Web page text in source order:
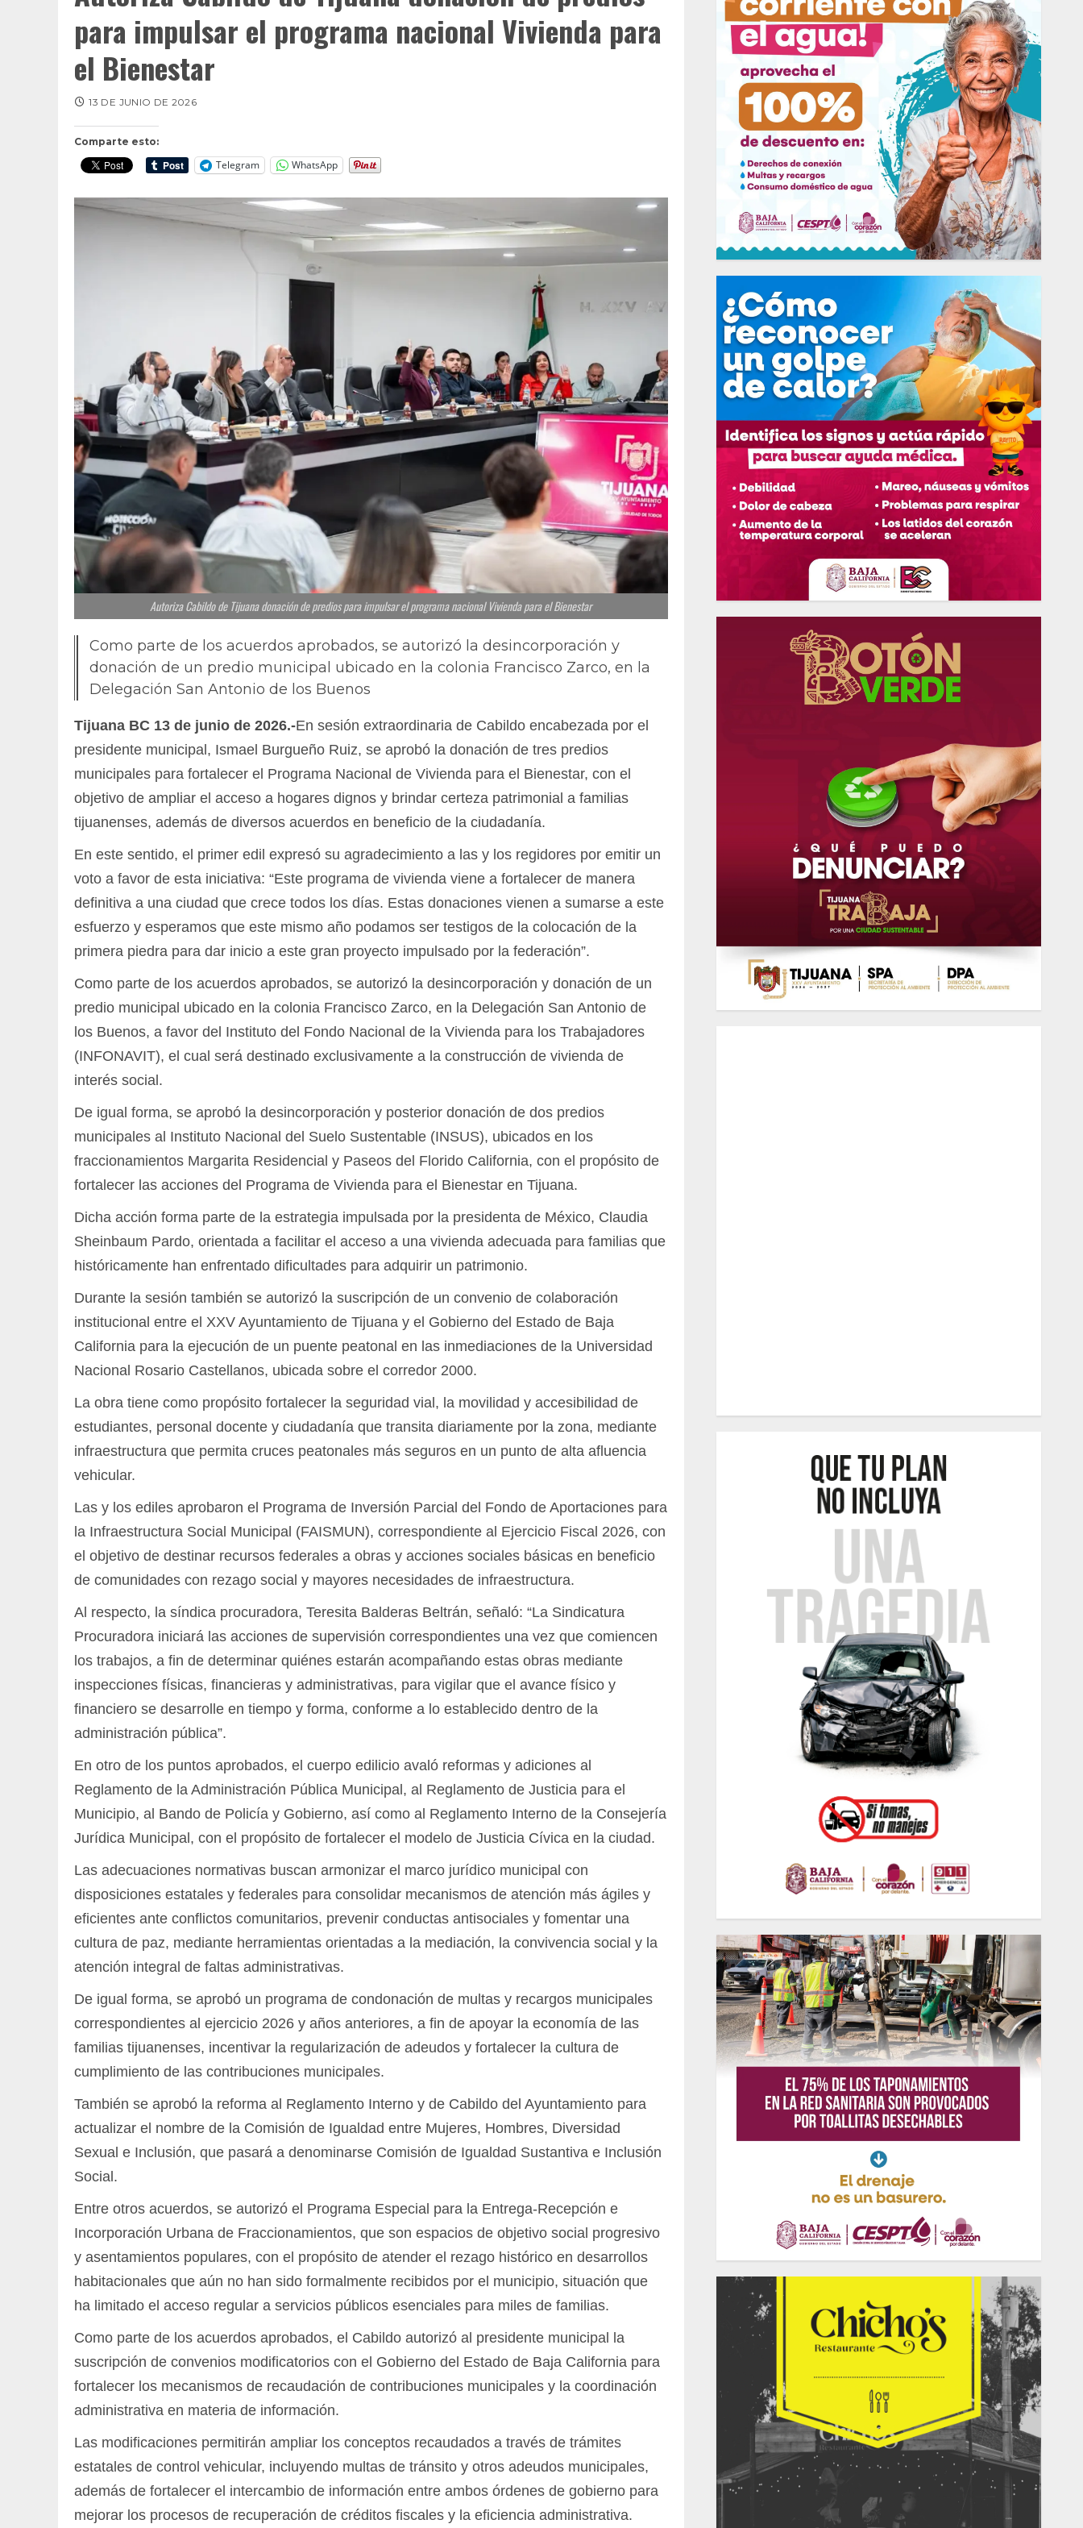
para impulsar el programa nacional Vivienda para
el Bienestar
Comparte esto:
Telegram WhatsApp
13 DE JUNIO DE 2026
Autoriza Cabildo de Tijuana donación de predios para impulsar el programa nacional Vivienda para el Bienestar
Como parte de los acuerdos aprobados, se autorizó la desincorporación y
donación de un predio municipal ubicado en la colonia Francisco Zarco, en la
Delegación San Antonio de los Buenos
Tijuana BC 13 de junio de 2026.-En sesión extraordinaria de Cabildo encabezada por el
presidente municipal, Ismael Burgueño Ruiz, se aprobó la donación de tres predios
municipales para fortalecer el Programa Nacional de Vivienda para el Bienestar, con el
objetivo de ampliar el acceso a hogares dignos y brindar certeza patrimonial a familias
tijuanenses, además de diversos acuerdos en beneficio de la ciudadanía.
En este sentido, el primer edil expresó su agradecimiento a las y los regidores por emitir un
voto a favor de esta iniciativa: “Este programa de vivienda viene a fortalecer de manera
definitiva a una ciudad que crece todos los días. Estas donaciones vienen a sumarse a este
esfuerzo y esperamos que este mismo año podamos ser testigos de la colocación de la
primera piedra para dar inicio a este gran proyecto impulsado por la federación”.
Como parte de los acuerdos aprobados, se autorizó la desincorporación y donación de un
predio municipal ubicado en la colonia Francisco Zarco, en la Delegación San Antonio de
los Buenos, a favor del Instituto del Fondo Nacional de la Vivienda para los Trabajadores
(INFONAVIT), el cual será destinado exclusivamente a la construcción de vivienda de
interés social.
De igual forma, se aprobó la desincorporación y posterior donación de dos predios
municipales al Instituto Nacional del Suelo Sustentable (INSUS), ubicados en los
fraccionamientos Margarita Residencial y Paseos del Florido California, con el propósito de
fortalecer las acciones del Programa de Vivienda para el Bienestar en Tijuana.
Dicha acción forma parte de la estrategia impulsada por la presidenta de México, Claudia
Sheinbaum Pardo, orientada a facilitar el acceso a una vivienda adecuada para familias que
históricamente han enfrentado dificultades para adquirir un patrimonio.
Durante la sesión también se autorizó la suscripción de un convenio de colaboración
institucional entre el XXV Ayuntamiento de Tijuana y el Gobierno del Estado de Baja
California para la ejecución de un puente peatonal en las inmediaciones de la Universidad
Nacional Rosario Castellanos, ubicada sobre el corredor 2000.
La obra tiene como propósito fortalecer la seguridad vial, la movilidad y accesibilidad de
estudiantes, personal docente y ciudadanía que transita diariamente por la zona, mediante
infraestructura que permita cruces peatonales más seguros en un punto de alta afluencia
vehicular.
Las y los ediles aprobaron el Programa de Inversión Parcial del Fondo de Aportaciones para
la Infraestructura Social Municipal (FAISMUN), correspondiente al Ejercicio Fiscal 2026, con
el objetivo de destinar recursos federales a obras y acciones sociales básicas en beneficio
de comunidades con rezago social y mayores necesidades de infraestructura.
Al respecto, la síndica procuradora, Teresita Balderas Beltrán, señaló: “La Sindicatura
Procuradora iniciará las acciones de supervisión correspondientes una vez que comiencen
los trabajos, a fin de determinar quiénes estarán acompañando estas obras mediante
inspecciones físicas, financieras y administrativas, para vigilar que el avance físico y
financiero se desarrolle en tiempo y forma, conforme a lo establecido dentro de la
administración pública”.
En otro de los puntos aprobados, el cuerpo edilicio avaló reformas y adiciones al
Reglamento de la Administración Pública Municipal, al Reglamento de Justicia para el
Municipio, al Bando de Policía y Gobierno, así como al Reglamento Interno de la Consejería
Jurídica Municipal, con el propósito de fortalecer el modelo de Justicia Cívica en la ciudad.
Las adecuaciones normativas buscan armonizar el marco jurídico municipal con
disposiciones estatales y federales para consolidar mecanismos de atención más ágiles y
eficientes ante conflictos comunitarios, prevenir conductas antisociales y fomentar una
cultura de paz, mediante herramientas orientadas a la mediación, la convivencia social y la
atención integral de faltas administrativas.
De igual forma, se aprobó un programa de condonación de multas y recargos municipales
correspondientes al ejercicio 2026 y años anteriores, a fin de apoyar la economía de las
familias tijuanenses, incentivar la regularización de adeudos y fortalecer la cultura de
cumplimiento de las contribuciones municipales.
También se aprobó la reforma al Reglamento Interno y de Cabildo del Ayuntamiento para
actualizar el nombre de la Comisión de Igualdad entre Mujeres, Hombres, Diversidad
Sexual e Inclusión, que pasará a denominarse Comisión de Igualdad Sustantiva e Inclusión
Social.
Entre otros acuerdos, se autorizó el Programa Especial para la Entrega-Recepción e
Incorporación Urbana de Fraccionamientos, que son espacios de objetivo social progresivo
y asentamientos populares, con el propósito de atender el rezago histórico en desarrollos
habitacionales que aún no han sido formalmente recibidos por el municipio, situación que
ha limitado el acceso regular a servicios públicos esenciales para miles de familias.
Como parte de los acuerdos aprobados, el Cabildo autorizó al presidente municipal la
suscripción de convenios modificatorios con el Gobierno del Estado de Baja California para
fortalecer los mecanismos de recaudación de contribuciones municipales y la coordinación
administrativa en materia de información.
Las modificaciones permitirán ampliar los conceptos recaudados a través de trámites
estatales de control vehicular, incluyendo multas de tránsito y otros adeudos municipales,
además de fortalecer el intercambio de información entre ambos órdenes de gobierno para
mejorar los procesos de recuperación de créditos fiscales y la eficiencia administrativa.